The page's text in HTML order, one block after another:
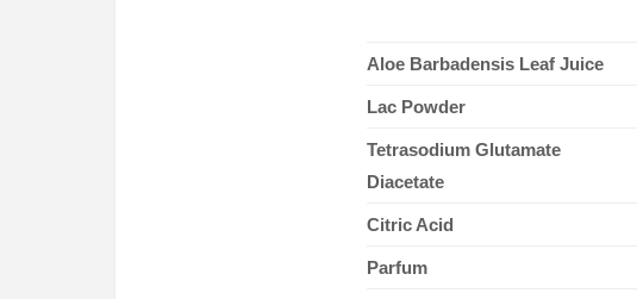
Aloe Barbadensis Leaf Juice
Lac Powder
Tetrasodium Glutamate
Diacetate
Citric Acid
Parfum